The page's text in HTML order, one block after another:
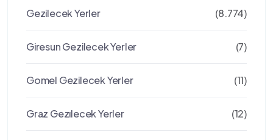
Gezilecek Yerler (8.774)
Giresun Gezilecek Yerler (7)
Gomel Gezilecek Yerler (11)
Graz Gezılecek Yerler (12)